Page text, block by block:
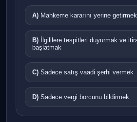
A) Mahkeme kararını yerine getirmek
B)
başlatmak
C) Sadece satış vaadi şerhi vermek
D) Sadece vergi borcunu bildirmek